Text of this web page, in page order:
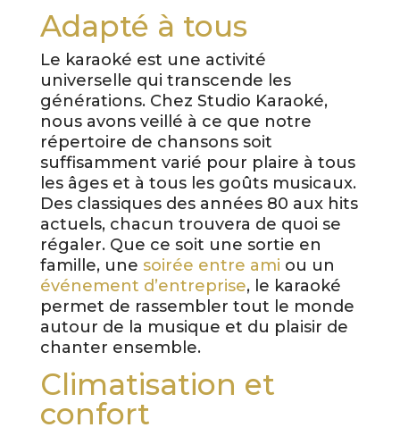
Adapté à tous
Le karaoké est une activité
universelle qui transcende les
générations. Chez Studio Karaoké,
nous avons veillé à ce que notre
répertoire de chansons soit
suffisamment varié pour plaire à tous
les âges et à tous les goûts musicaux.
Des classiques des années 80 aux hits
actuels, chacun trouvera de quoi se
régaler. Que ce soit une sortie en
famille, une soirée entre ami ou un
événement d’entreprise, le karaoké
permet de rassembler tout le monde
autour de la musique et du plaisir de
chanter ensemble.
Climatisation et
confort